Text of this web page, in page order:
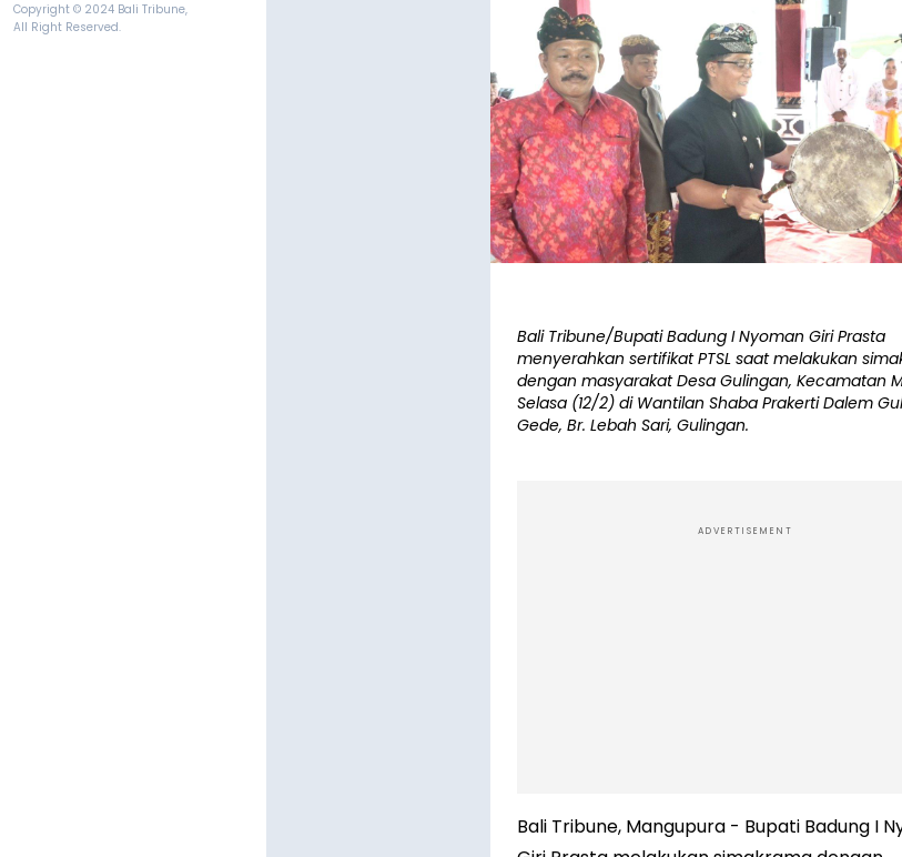
Copyright © 2024 Bali Tribune,
All Right Reserved.
Bali Tribune/Bupati Badung I Nyoman Giri Prasta
menyerahkan sertifikat PTSL saat melakukan
dengan masyarakat Desa Gulingan, Kecamatan
Selasa (12/2) di Wantilan Shaba Prakerti Dalem
Gede, Br. Lebah Sari, Gulingan.
ADVERTISEMENT
Bali Tribune, Mangupura - Bupati Badung I